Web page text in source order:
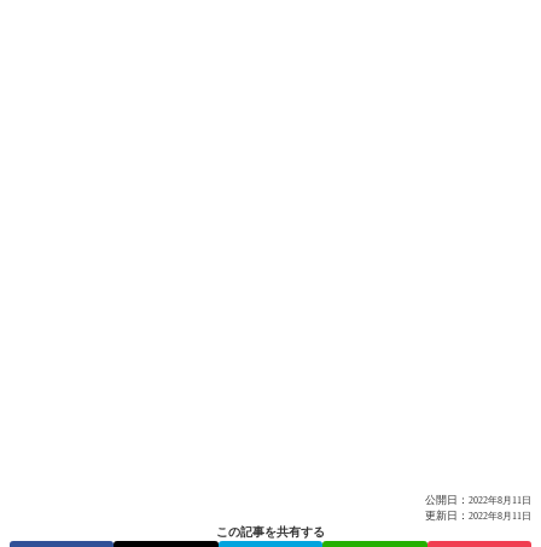
公開日： 2022年8月11日
更新日： 2022年8月11日
この記事を共有する